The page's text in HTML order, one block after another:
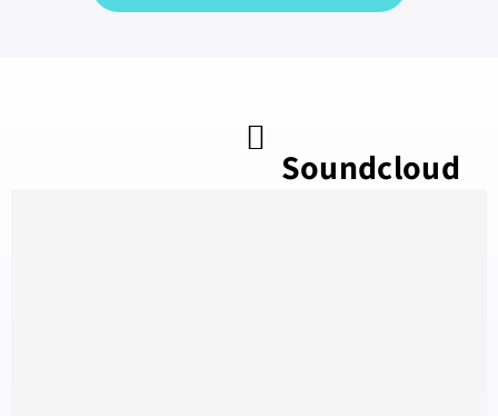
Soundcloud